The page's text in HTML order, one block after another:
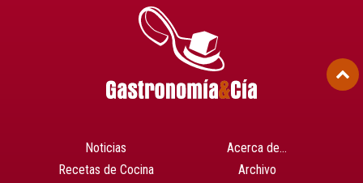
Noticias
Recetas de Cocina
Acerca de…
Archivo